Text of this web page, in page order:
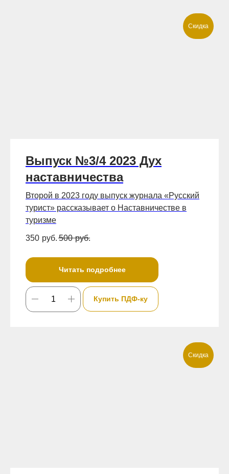
Скидка
Выпуск №3/4 2023 Дух
наставничества
Второй в 2023 году выпуск журнала «Русский
турист» рассказывает о Наставничестве в
туризме
350 руб. 500 руб.
Читать подробнее
Купить ПДФ-ку
Скидка